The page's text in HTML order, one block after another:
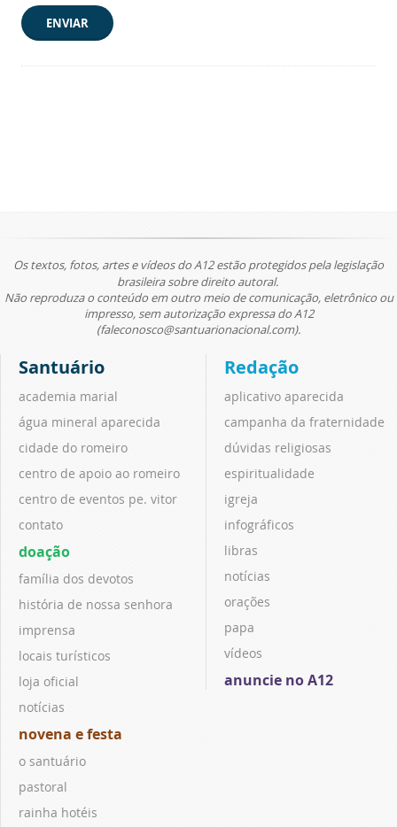
ENVIAR
Os textos, fotos, artes e vídeos do A12 estão protegidos pela legislação
brasileira sobre direito autoral.
Não reproduza o conteúdo em outro meio de comunicação, eletrônico ou
impresso, sem autorização expressa do A12
(faleconosco@santuarionacional.com).
Santuário
academia marial
água mineral aparecida
cidade do romeiro
centro de apoio ao romeiro
centro de eventos pe. vitor
contato
doação
família dos devotos
história de nossa senhora
imprensa
locais turísticos
loja oficial
notícias
novena e festa
o santuário
pastoral
rainha hotéis
Redação
aplicativo aparecida
campanha da fraternidade
dúvidas religiosas
espiritualidade
igreja
infográficos
libras
notícias
orações
papa
vídeos
anuncie no A12